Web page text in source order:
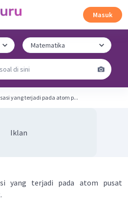
Masuk
yang terjadi pada atom p...
Iklan
yang terjadi pada atom pusat